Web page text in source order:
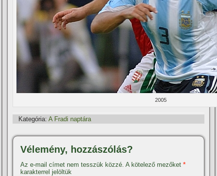
2005
Kategória: A Fradi naptára
Vélemény, hozzászólás?
Az e-mail címet nem tesszük közzé. A kötelező mezőket*
karakterrel jelöltük